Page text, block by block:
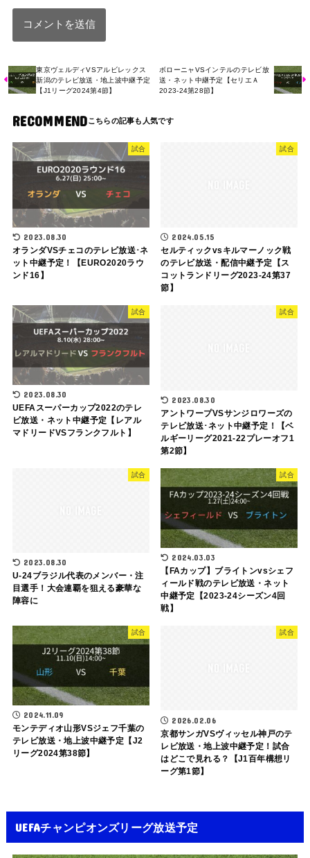
東京ヴェルディVSアルビレックス
新潟のテレビ放送・地上波中継予定
【J1リーグ2024第4節】
ボローニャVSインテルのテレビ放
送・ネット中継予定【セリエＡ
2023-24第28節】
RECOMMEND
試合
2023.08.30
オランダVSチェコのテレビ放送･ネ
ット中継予定！【EURO2020ラウ
ンド16】
試合
2024.05.15
セルティックvsキルマーノック戦
のテレビ放送・配信中継予定【ス
コットランドリーグ2023-24第37
節】
試合
2023.08.30
UEFAスーパーカップ2022のテレ
ビ放送・ネット中継予定【レアル
マドリードVSフランクフルト】
試合
2023.08.30
アントワープVSサンジロワーズの
テレビ放送･ネット中継予定！【ベ
ルギーリーグ2021-22プレーオフ1
第2節】
試合
2023.08.30
U-24ブラジル代表のメンバー・注
目選手！大会連覇を狙える豪華な
陣容に
試合
2024.03.03
【FAカップ】ブライトンvsシェフ
ィールド戦のテレビ放送・ネット
中継予定【2023-24シーズン4回
戦】
試合
2024.11.09
モンテディオ山形VSジェフ千葉の
テレビ放送・地上波中継予定【J2
リーグ2024第38節】
試合
2026.02.06
京都サンガVSヴィッセル神戸のテ
レビ放送・地上波中継予定！試合
はどこで見れる？【J1百年構想リ
ーグ第1節】
UEFAチャンピオンズリーグ放送予定